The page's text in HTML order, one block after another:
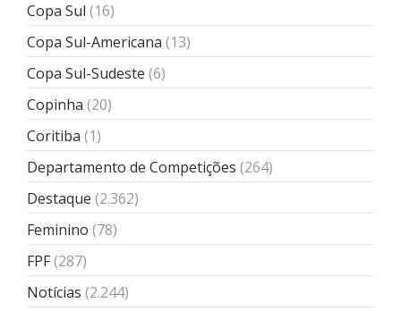
Copa Sul (16)
Copa Sul-Americana (13)
Copa Sul-Sudeste (6)
Copinha (20)
Coritiba (1)
Departamento de Competições (264)
Destaque (2.362)
Feminino (78)
FPF(287)
Notícias (2.244)